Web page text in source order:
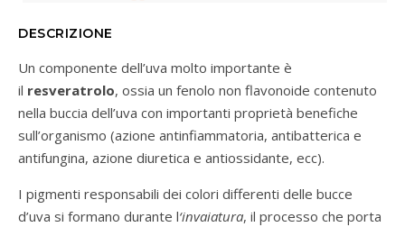
DESCRIZIONE
Un componente dell’uva molto importante è
il resveratrolo, ossia un fenolo non flavonoide contenuto
nella buccia dell’uva con importanti proprietà benefiche
sull’organismo (azione antinfiammatoria, antibatterica e
antifungina, azione diuretica e antiossidante, ecc).
I pigmenti responsabili dei colori differenti delle bucce
d’uva si formano durante l‘invaiatura, il processo che porta